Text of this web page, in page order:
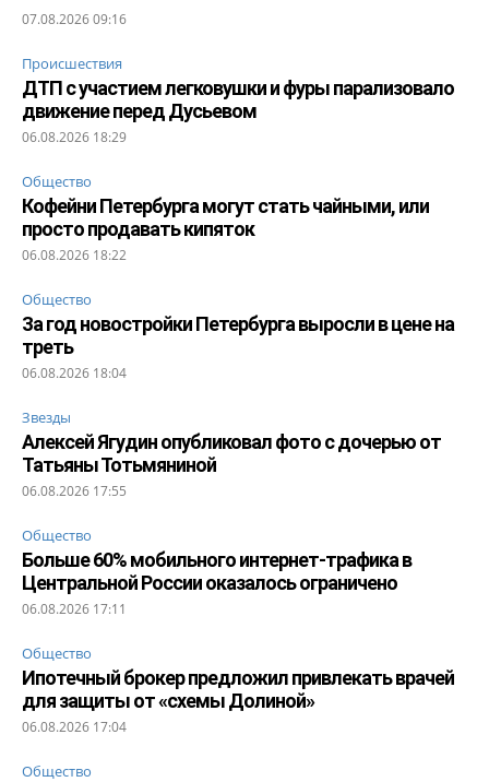
07.08.2026 09:16
Происшествия
ДТП с участием легковушки и фуры парализовало
движение перед Дусьевом
06.08.2026 18:29
Общество
Кофейни Петербурга могут стать чайными, или
просто продавать кипяток
06.08.2026 18:22
Общество
За год новостройки Петербурга выросли в цене на
треть
06.08.2026 18:04
Звезды
Алексей Ягудин опубликовал фото с дочерью от
Татьяны Тотьмяниной
06.08.2026 17:55
Общество
Больше 60% мобильного интернет-трафика в
Центральной России оказалось ограничено
06.08.2026 17:11
Общество
Ипотечный брокер предложил привлекать врачей
для защиты от «схемы Долиной»
06.08.2026 17:04
Общество